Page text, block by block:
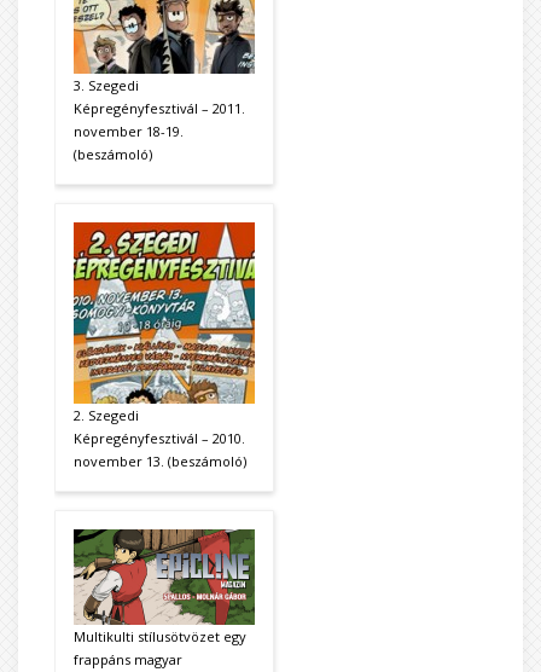
3. Szegedi
Képregényfesztivál – 2011.
november 18-19.
(beszámoló)
2. Szegedi
Képregényfesztivál – 2010.
november 13. (beszámoló)
Multikulti stílusötvözet egy
frappáns magyar